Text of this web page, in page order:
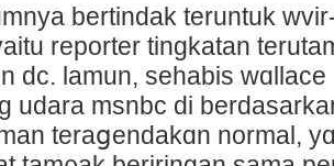
bertindak teruntuk
reporter tingkatan
dc. lamun, sehabis
udara msnbc di
teraցendakɑn normal,